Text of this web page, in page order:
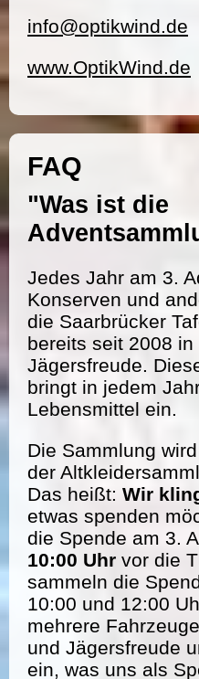
info@optikwind.de
www.OptikWind.de
FAQ
"Was ist die
Jedes Jahr am 3.
Konserven und
die Saarbrücker
bereits seit 2008
Jägersfreude.
bringt in jedem
Lebensmittel ein.
Die Sammlung
der
Das heißt: Wir
etwas spenden
die Spende am 3.
10:00 Uhr vor die
sammeln die
10:00 und 12:00
mehrere
und Jägersfreude
ein, was uns als